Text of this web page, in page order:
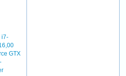
i7-
GTX